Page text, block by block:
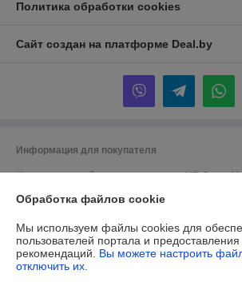
Политика обработки cookies
Сайт создан на платформе Deal.by
Информация для покупателя
Индивидуальный предприниматель:ИП Сачук
Каменка
Регистрационный номер ЕГР: 491570239
УНП: 491570239
Обработка файлов cookie
Мы используем файлы cookies для
пользователей портала и
рекомендаций. Вы можете настроить
отключить их.